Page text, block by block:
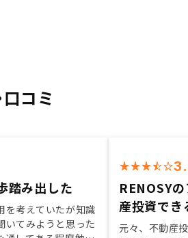
コミ
踏み出した
を考えていたが知識
いてみようと思った
RENOSY
産投資でき
元々、不動産